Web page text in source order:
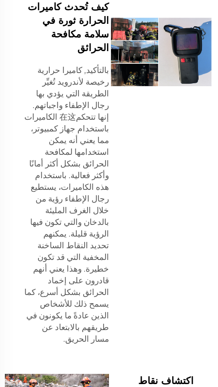
كيف تُحدث كاميرات
الحرارة ثورة في
سلامة مكافحة
الحرائق
بالتأكيد, كاميرا حرارية
رخيصة لأندرويد تُغيِّر
الطريقة التي يؤدي بها
رجال الإطفاء واجباتهم.
إنها تتحكم在这 الكاميرات
باستخدام جهاز كمبيوتر،
مما يعني أنه يمكن
استخدامها لمكافحة
الحرائق بشكل أكثر أمانًا
وأكثر فعالية. باستخدام
هذه الكاميرات، يستطيع
رجال الإطفاء رؤية من
خلال الغرف المليئة
بالدخان والتي تكون فيها
الرؤية قليلة. يمكنهم
تحديد النقاط الساخنة
المخفية التي قد تكون
خطيرة. وهذا يعني أنهم
قادرون على إخماد
الحرائق بشكل أسرع، كما
يسمح ذلك للأشخاص
الذين عادةً ما يكونون في
طريقهم بالابتعاد عن
مسار الحريق.
اكتشاف نقاط